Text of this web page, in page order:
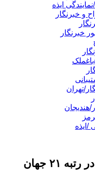
ایذه
و خبرنگار
خبرنگار
تهران
هندیجان
/ایذه
تازه ترین رنکینگ فیفاایران در رتبه ۲۱ جهان